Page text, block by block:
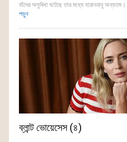
যাঁদের অসুবিধা ঘটেছে তার মধ্যে হারানবাবু
পড়ুন
ব্লান্ট ভোয়েসেস (৪)